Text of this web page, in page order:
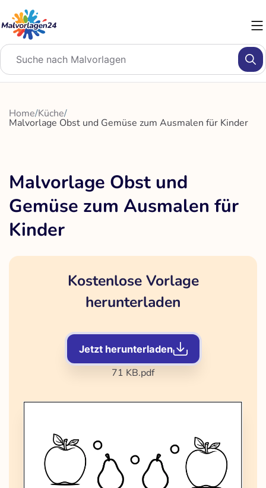
Inhalt
springen
Home/Küche/
Malvorlage Obst und Gemüse zum Ausmalen für Kinder
Malvorlage Obst und
Gemüse zum Ausmalen für
Kinder
Kostenlose Vorlage
herunterladen
Jetzt herunterladen
71 KB.pdf